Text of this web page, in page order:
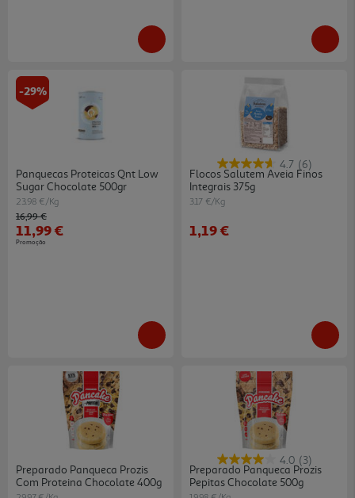
-29%
Panquecas Proteicas Qnt Low
Sugar Chocolate 500gr
23.98 €/Kg
Price reduced from
16,99 €to
11,99 €
Promoção
4.7 (6)
Flocos Salutem Aveia Finos
Integrais 375g
3.17 €/Kg
1,19 €
Preparado Panqueca Prozis
Com Proteina Chocolate 400g
4.0 (3)
Preparado Panqueca Prozis
Pepitas Chocolate 500g